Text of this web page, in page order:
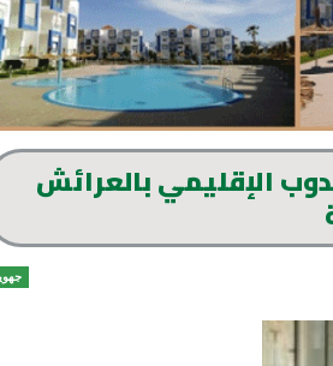
الإقليمي بالعرائش